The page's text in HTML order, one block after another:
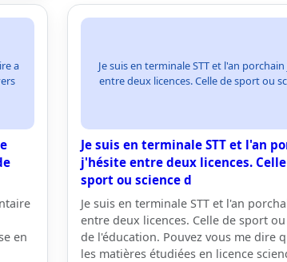
a
en
Je suis en terminale STT et l'an
entre deux licences. Celle de sport ou
Je suis en terminale STT et l'an
j'hésite entre deux licences.
sport ou science d
Je suis en terminale STT et l'an
entre deux licences. Celle de sport
de l'éducation. Pouvez vous me dire
les matières étudiées en licence